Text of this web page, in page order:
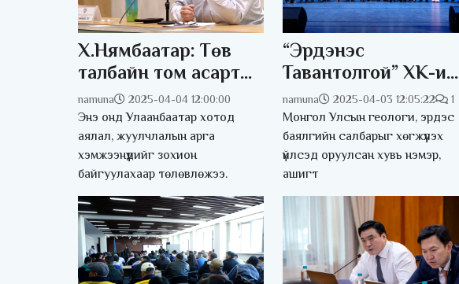
Х.Нямбаатар: Төв
талбайн том асарт
орж узбек хоолоор
үйлчлүүлэх бол 5,000
төгрөг төлнө
namuna 2025-04-04 12:00:00
Энэ онд Улаанбаатар хотод
аялал, жуулчлалын арга
хэмжээнүүдийг зохион
байгуулахаар төлөвлөжээ.
“Эрдэнэс
Тавантолгой” ХК-ийн
геологичид “Шилдэг
хайгуулын баг”-аар
шалгарлаа
namuna 2025-04-03 12:05:22 1
Монгол Улсын геологи, эрдэс
баялгийн салбарыг хөгжүүлэх
үйлсэд оруулсан хувь нэмэр,
ашигт